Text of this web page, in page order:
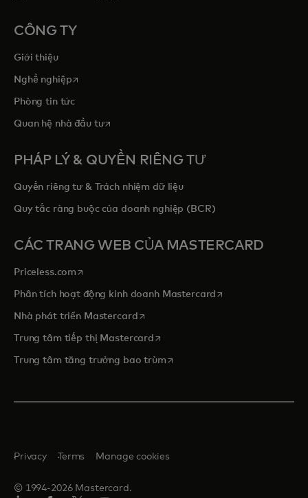
CÔNG TY
Giới thiệu
Nghề nghiệpopens in a new tab
Phòng tin tức
Quan hệ nhà đầu tưopens in a new tab
PHÁP LÝ & QUYỀN RIÊNG TƯ
Quyền riêng tư & Trách nhiệm dữ liệu
Quy tắc ràng buộc của doanh nghiệp (BCR)
CÁC TRANG WEB CỦA MASTERCARD
Priceless.com opens in a new tab
Phân tích hoạt động kinh doanh Mastercard opens in a new tab
Nhà phát triển Mastercardopens in a new tab
Trung tâm tiếp thị Mastercardopens in a new tab
Trung tâm tăng trưởng bao trùmopens in a new tab
© 1994-2026 Mastercard.
Privacy Terms Manage cookies